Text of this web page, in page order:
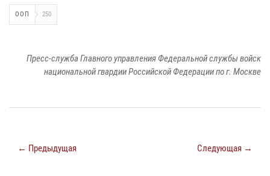
ООП 250
Пресс-служба Главного управления Федеральной службы войск
национальной гвардии Российской Федерации по г. Москве
← Предыдущая Следующая →